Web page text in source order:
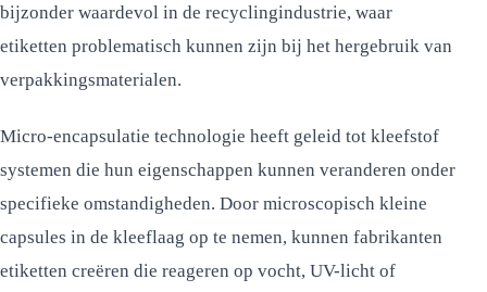
bijzonder waardevol in de recyclingindustrie, waar
etiketten problematisch kunnen zijn bij het hergebruik van
verpakkingsmaterialen.
Micro-encapsulatie technologie heeft geleid tot kleefstof
systemen die hun eigenschappen kunnen veranderen onder
specifieke omstandigheden. Door microscopisch kleine
capsules in de kleeflaag op te nemen, kunnen fabrikanten
etiketten creëren die reageren op vocht, UV-licht of